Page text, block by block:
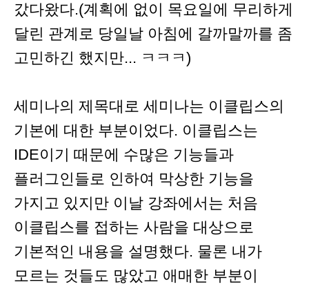
갔다왔다.(계획에 없이 목요일에 무리하게
달린 관계로 당일날 아침에 갈까말까를 좀
고민하긴 했지만... ㅋㅋㅋ)
세미나의 제목대로 세미나는 이클립스의
기본에 대한 부분이었다. 이클립스는
IDE이기 때문에 수많은 기능들과
플러그인들로 인하여 막상한 기능을
가지고 있지만 이날 강좌에서는 처음
이클립스를 접하는 사람을 대상으로
기본적인 내용을 설명했다. 물론 내가
모르는 것들도 많았고 애매한 부분이